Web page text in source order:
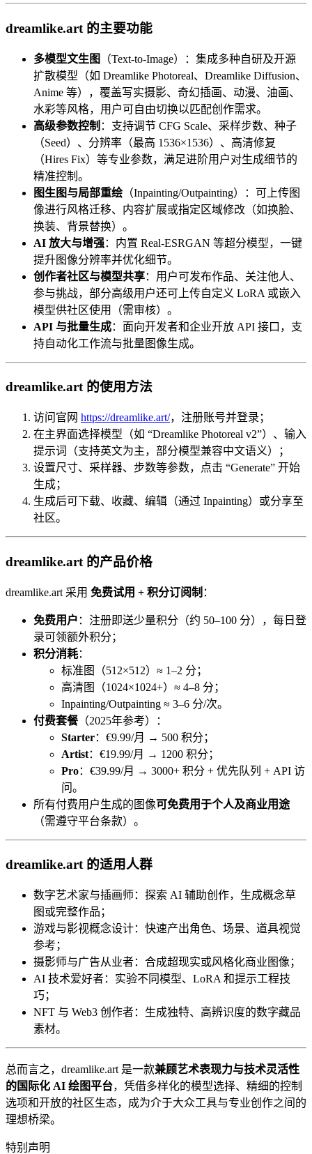
dreamlike.art 的主要功能
多模型文生图
（Text-to-Image）：集成多种自研及开源
扩散模型（如 Dreamlike Photoreal、Dreamlike Diffusion、
Anime 等），覆盖写实摄影、奇幻插画、动漫、油画、
水彩等风格，用户可自由切换以匹配创作需求。
高级参数控制 ：支持调节 CFG Scale、采样步数、种子
（Seed）、分辨率（最高 1536×1536）、高清修复
（Hires Fix）等专业参数，满足进阶用户对生成细节的
精准控制。
图生图与局部重绘 （Inpainting/Outpainting）：可上传图
像进行风格迁移、内容扩展或指定区域修改（如换脸、
换装、背景替换）。
AI 放大与增强：内置 Real-ESRGAN 等超分模型，一键
提升图像分辨率并优化细节。
创作者社区与模型共享：用户可发布作品、关注他人、
参与挑战，部分高级用户还可上传自定义 LoRA 或嵌入
模型供社区使用（需审核）。
API 与批量生成：面向开发者和企业开放 API 接口，支
持自动化工作流与批量图像生成。
dreamlike.art 的使用方法
访问官网 https://dreamlike.art/，注册账号并登录；
在主界面选择模型（如 “Dreamlike Photoreal v2”）、输入
提示词（支持英文为主，部分模型兼容中文语义）；
设置尺寸、采样器、步数等参数，点击 “Generate” 开始
生成；
生成后可下载、收藏、编辑（通过 Inpainting）或分享至
社区。
dreamlike.art 的产品价格
dreamlike.art 采用 免费试用 + 积分订阅制 ：
免费用户 ：注册即送少量积分（约 50–100 分），每日登
录可领额外积分；
积分消耗：
标准图（512×512）≈ 1–2 分；
高清图（1024×1024+）≈ 4–8 分；
Inpainting/Outpainting ≈ 3–6 分/次。
付费套餐 （2025年参考）：
Starter：€9.99/月 → 500 积分；
Artist：€19.99/月 → 1200 积分；
Pro：€39.99/月 → 3000+ 积分 + 优先队列 + API 访
问。
所有付费用户生成的图像可免费用于个人及商业用途
（需遵守平台条款）。
dreamlike.art 的适用人群
数字艺术家与插画师：探索 AI 辅助创作，生成概念草
图或完整作品；
游戏与影视概念设计：快速产出角色、场景、道具视觉
参考；
摄影师与广告从业者：合成超现实或风格化商业图像；
AI 技术爱好者：实验不同模型、LoRA 和提示工程技
巧；
NFT 与 Web3 创作者：生成独特、高辨识度的数字藏品
素材。
总而言之，dreamlike.art 是一款兼顾艺术表现力与技术灵活性
的国际化 AI 绘图平台，凭借多样化的模型选择、精细的控制
选项和开放的社区生态，成为介于大众工具与专业创作之间的
理想桥梁。
特别声明